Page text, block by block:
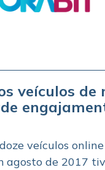
veículos de
veículos online
agosto de 2017